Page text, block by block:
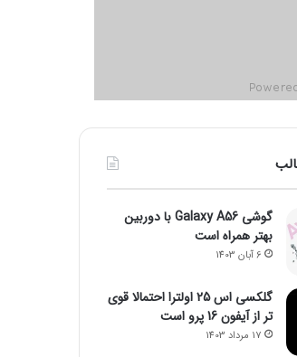
گوشی Galaxy A56 با دوربین
بهتر همراه است
6 آبان 1403
گلکسی اس 25 اولترا احتمالا قوی
تر از آیفون 16 پرو است
17 مرداد 1403